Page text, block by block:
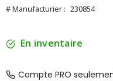
# Manufacturier : 230854
En inventaire
Compte PRO